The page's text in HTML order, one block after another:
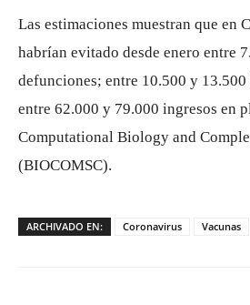
Las estimaciones muestran que en
habrían evitado desde enero entre
defunciones; entre 10.500 y
entre 62.000 y 79.000 ingresos en
Computational Biology and
(BIOCOMSC).
ARCHIVADO EN: Coronavirus Vacunas